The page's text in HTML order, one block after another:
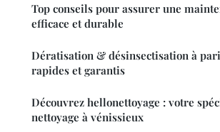
Top conseils pour assurer une
efficace et durable
Dératisation & désinsectisation à
rapides et garantis
Découvrez hellonettoyage : votre
nettoyage à vénissieux